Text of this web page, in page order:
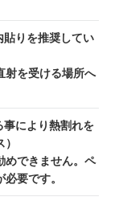
りを推奨してい
射を受ける場所へ
事により熱割れを
めできません。ペ
要です。